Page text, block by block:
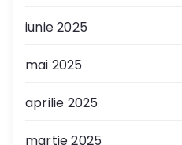
iunie 2025
mai 2025
aprilie 2025
martie 2025